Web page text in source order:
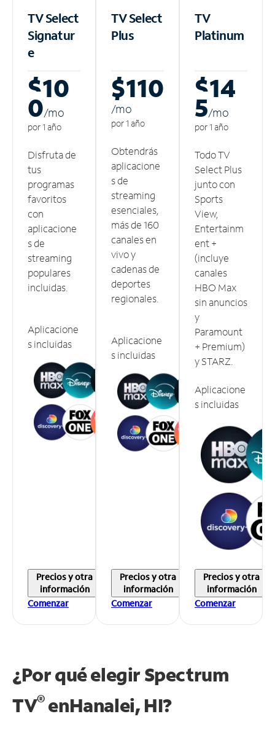
TV Select
Signatur
e
$10
0/mo
por 1 año
Disfruta de
tus
programas
favoritos
con
aplicacione
s de
streaming
populares
incluidas.
Aplicacione
s incluidas
Precios y otra
información
Comenzar
TV Select
Plus
$110
/mo
por 1 año
Obtendrás
aplicacione
s de
streaming
esenciales,
más de 160
canales en
vivo y
cadenas de
deportes
regionales.
Aplicacione
s incluidas
Precios y otra
información
Comenzar
TV
Platinum
$14
5/mo
por 1 año
Todo TV
Select Plus
junto con
Sports
View,
Entertainm
ent +
(incluye
canales
HBO Max
sin anuncios
y
Paramount
+ Premium)
y STARZ.
Aplicacione
s incluidas
Precios y otra
información
Comenzar
¿Por qué elegir Spectrum
TV®enHanalei, HI?